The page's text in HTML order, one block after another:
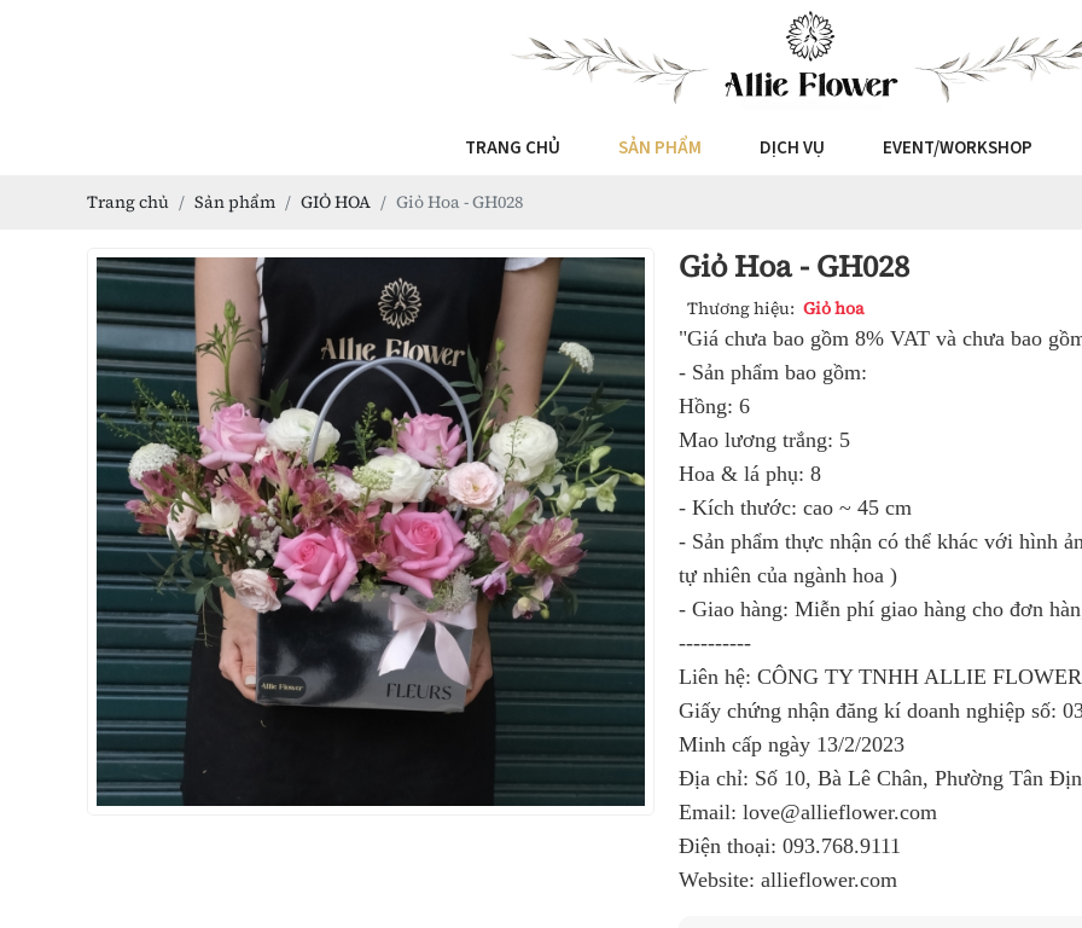
TRANG CHỦ SẢN PHẨM DỊCH VỤ EVENT/WORKSHOP
Trang chủ Sản phẩm GIỎ HOA Giỏ Hoa - GH028
Giỏ Hoa - GH028
Thương hiệu: Giỏ hoa
"Giá chưa bao gồm 8% VAT và chưa bao
- Sản phẩm bao gồm:
Hồng: 6
Mao lương trắng: 5
Hoa & lá phụ: 8
- Kích thước: cao ~ 45 cm
- Sản phẩm thực nhận có thể khác với hình
tự nhiên của ngành hoa )
- Giao hàng: Miễn phí giao hàng cho đơn
----------
Liên hệ: CÔNG TY TNHH ALLIE FLOWER
Giấy chứng nhận đăng kí doanh nghiệp số:
Minh cấp ngày 13/2/2023
Địa chỉ: Số 10, Bà Lê Chân, Phường Tân
Email: love@allieflower.com
Điện thoại: 093.768.9111
Website: allieflower.com